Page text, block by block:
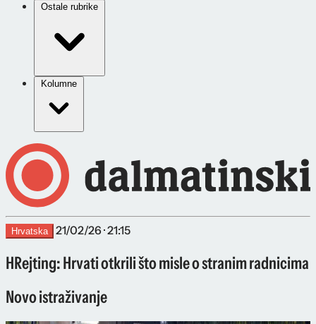
Ostale rubrike
Kolumne
Hrvatska 21/02/26 · 21:15
HRejting: Hrvati otkrili što misle o stranim radnicima
Novo istraživanje